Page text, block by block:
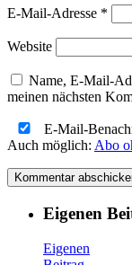
E-Mail-Adresse *
Website
Name, E-Mail-
meinen nächsten
E-Mail-
Auch möglich: Abo
Eigenen
Eigenen